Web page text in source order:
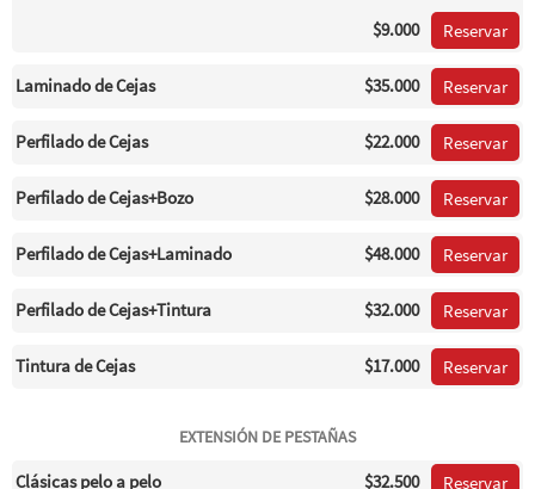
$9.000
Reservar
Laminado de Cejas $35.000 Reservar
Perfilado de Cejas $22.000 Reservar
Perfilado de Cejas+Bozo $28.000 Reservar
Perfilado de Cejas+Laminado $48.000 Reservar
Perfilado de Cejas+Tintura $32.000 Reservar
Tintura de Cejas $17.000 Reservar
EXTENSIÓN DE PESTAÑAS
Clásicas pelo a pelo $32.500 Reservar